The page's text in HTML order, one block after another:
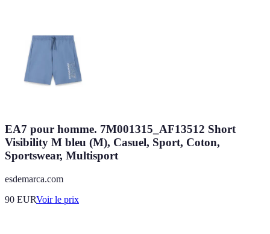
EA7 pour homme. 7M001315_AF13512 Short
Visibility M bleu (M), Casuel, Sport, Coton,
Sportswear, Multisport
esdemarca.com
90 EURVoir le prix